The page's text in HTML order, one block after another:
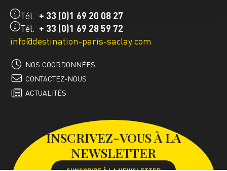
Tél. + 33 (0)1 69 20 08 27
Tél. + 33 (0)1 69 28 59 72
info@destination-paris-saclay.com
NOS COORDONNÉES
CONTACTEZ-NOUS
ACTUALITÉS
INSCRIVEZ-VOUS À LA
NEWSLETTER